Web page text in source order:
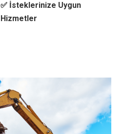
✅ İsteklerinize Uygun
Hizmetler